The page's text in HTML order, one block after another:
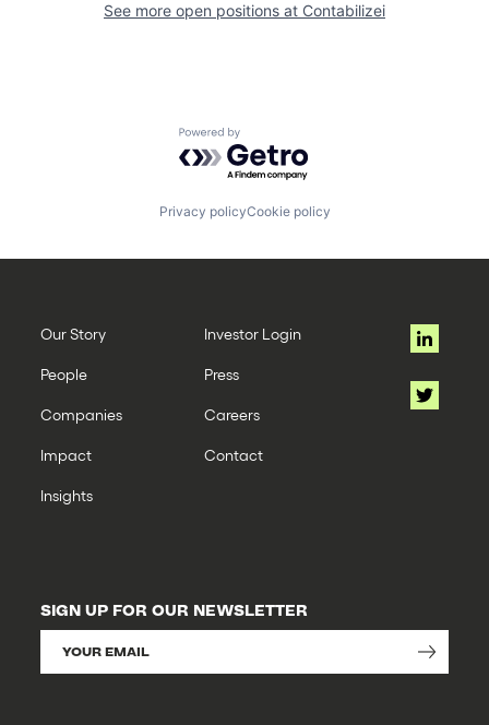
See more open positions at Contabilizei
Powered by Getro.com
Privacy policyCookie policy
Our Story
People
Companies
Impact
Insights
Investor Login
Press
Careers
Contact
SIGN UP FOR OUR NEWSLETTER